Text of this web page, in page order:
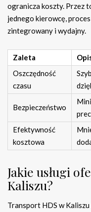
ogranicza koszty. Przez
jednego kierowcę,
zintegrowany i wydajny.
Zaleta
Oszczędność
czasu
Bezpieczeństwo
Efektywność
kosztowa
Jakie usługi
Kaliszu?
Transport HDS w